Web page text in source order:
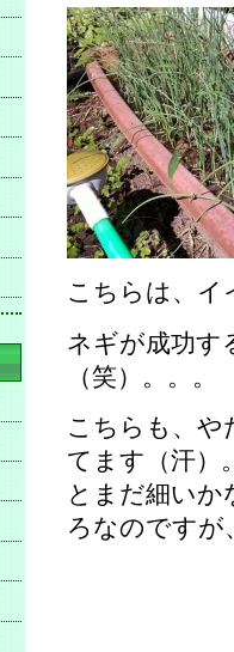
こちらは、イ
ネギが成功す
（笑）。。。
こちらも、や
てます（汗）
とまだ細い
ろなのですが